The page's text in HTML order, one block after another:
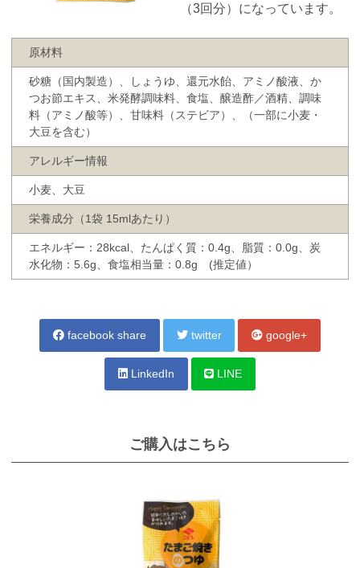
（3回分）になっています。
原材料
砂糖（国内製造）、しょうゆ、還元水飴、アミノ酸液、か
つお節エキス、米発酵調味料、食塩、醸造酢／酒精、調味
料（アミノ酸等）、甘味料（ステビア）、（一部に小麦・
大豆を含む）
アレルギー情報
小麦、大豆
栄養成分（1袋 15mlあたり）
エネルギー：28kcal、たんぱく質：0.4g、脂質：0.0g、炭
水化物：5.6g、食塩相当量：0.8g (推定値）
facebook share twitter google+
LinkedIn LINE
ご購入はこちら